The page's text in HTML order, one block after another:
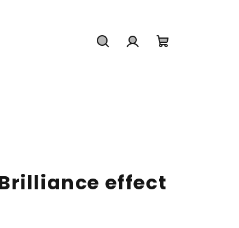
effect